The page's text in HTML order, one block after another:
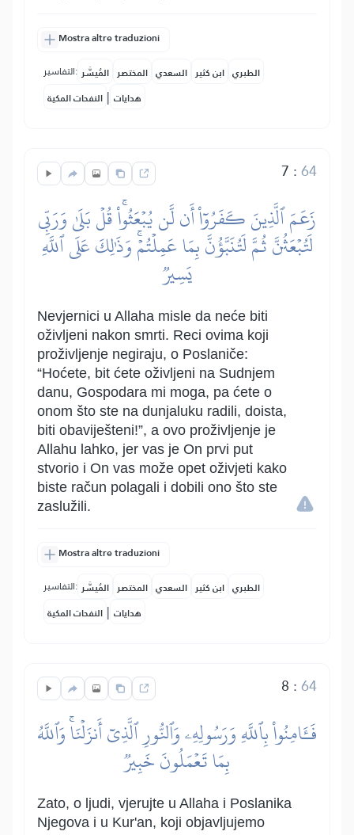
Mostra altre traduzioni
التفاسير: المُيسَّر المختصر السعدي ابن كثير الطبري
النفحات المكية | هدايات
7 :64
زَعَمَ ٱلَّذِينَ كَفَرُوٓاْ أَن لَّن يُبۡعَثُواْۚ قُلۡ بَلَىٰ وَرَبِّي
لَتُبۡعَثُنَّ ثُمَّ لَتُنَبَّؤُنَّ بِمَا عَمِلۡتُمۡۚ وَذَٰلِكَ عَلَى ٱللَّهِ
يَسِيرٞ
Nevjernici u Allaha misle da neće biti
oživljeni nakon smrti. Reci ovima koji
proživljenje negiraju, o Poslaniče:
“Hoćete, bit ćete oživljeni na Sudnjem
danu, Gospodara mi moga, pa ćete o
onom što ste na dunjaluku radili, doista,
biti obaviješteni!”, a ovo proživljenje je
Allahu lahko, jer vas je On prvi put
stvorio i On vas može opet oživjeti kako
biste račun polagali i dobili ono što ste
zaslužili.
Mostra altre traduzioni
التفاسير: المُيسَّر المختصر السعدي ابن كثير الطبري
النفحات المكية | هدايات
8 :64
فَـَٔامِنُواْ بِٱللَّهِ وَرَسُولِهِۦ وَٱلنُّورِ ٱلَّذِيٓ أَنزَلۡنَاۚ وَٱللَّهُ
بِمَا تَعۡمَلُونَ خَبِيرٞ
Zato, o ljudi, vjerujte u Allaha i Poslanika
Njegova i u Kur'an, koji objavljujemo